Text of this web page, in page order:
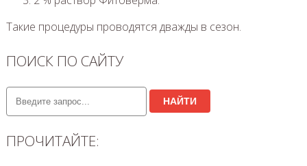
Такие процедуры проводятся дважды в сезон.
ПОИСК ПО САЙТУ
НАЙТИ
ПРОЧИТАЙТЕ: